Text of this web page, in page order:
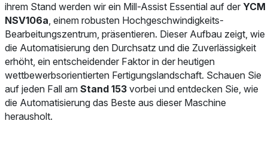
ihrem Stand werden wir ein Mill-Assist Essential auf der YCM
NSV106a, einem robusten Hochgeschwindigkeits-
Bearbeitungszentrum, präsentieren. Dieser Aufbau zeigt, wie
die Automatisierung den Durchsatz und die Zuverlässigkeit
erhöht, ein entscheidender Faktor in der heutigen
wettbewerbsorientierten Fertigungslandschaft. Schauen Sie
auf jeden Fall am Stand 153 vorbei und entdecken Sie, wie
die Automatisierung das Beste aus dieser Maschine
herausholt.